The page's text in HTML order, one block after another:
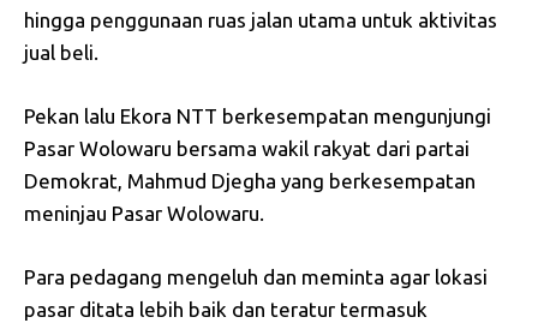
hingga penggunaan ruas jalan utama untuk aktivitas
jual beli.
Pekan lalu Ekora NTT berkesempatan mengunjungi
Pasar Wolowaru bersama wakil rakyat dari partai
Demokrat, Mahmud Djegha yang berkesempatan
meninjau Pasar Wolowaru.
Para pedagang mengeluh dan meminta agar lokasi
pasar ditata lebih baik dan teratur termasuk